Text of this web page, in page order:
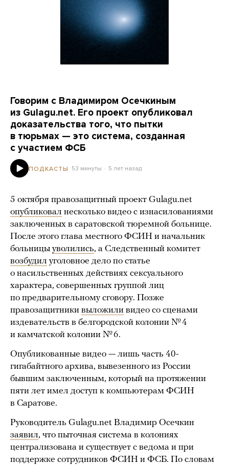
Говорим с Владимиром Осечкиным
из Gulagu.net. Его проект опубликовал
доказательства того, что пытки
в тюрьмах — это система, созданная
с участием ФСБ
ПОДКАСТЫ 53 минуты 5 лет назад
5 октября правозащитный проект Gulagu.net
опубликовал несколько видео с изнасилованиями
заключенных в саратовской тюремной больнице.
После этого глава местного ФСИН и начальник
больницы уволились, а Следственный комитет
возбудил уголовное дело по статье
о насильственных действиях сексуального
характера, совершенных группой лиц
по предварительному сговору. Позже
правозащитники выложили видео со сценами
издевательств в белгородской колонии № 4
и камчатской колонии № 6.
Опубликованные видео — лишь часть 40-
гигабайтного архива, вывезенного из России
бывшим заключенным, который на протяжении
пяти лет имел доступ к компьютерам ФСИН
в Саратове.
Руководитель Gulagu.net Владимир Осечкин
заявил, что пыточная система в колониях
централизована и существует с ведома и при
поддержке сотрудников ФСИН и ФСБ. По словам